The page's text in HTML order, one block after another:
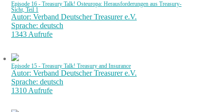
Episode 16 - Treasury Talk! Osteuropa: Herausforderungen aus Treasury-
Sicht, Teil 1
Autor: Verband Deutscher Treasurer e.V.
Sprache: deutsch
1343 Aufrufe
Episode 15 - Treasury Talk! Treasury and Insurance
Autor: Verband Deutscher Treasurer e.V.
Sprache: deutsch
1310 Aufrufe